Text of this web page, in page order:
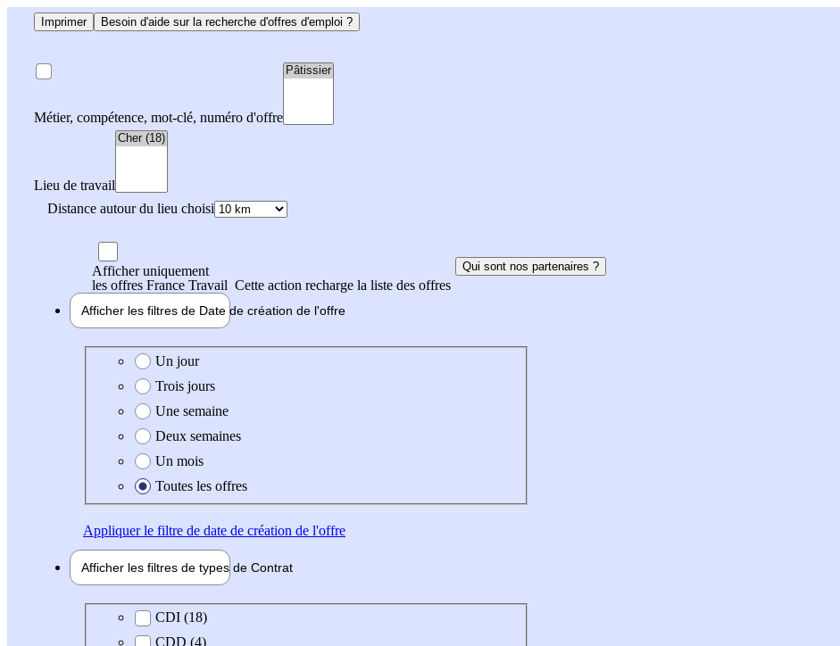
Imprimer Besoin d'aide sur la recherche d'offres d'emploi ?
Métier, compétence, mot-clé, numéro d'offre
Lieu de travail
Distance autour du lieu choisi
Afficher uniquement
les offres France Travail Cette action recharge la liste des offres
Qui sont nos partenaires ?
Afficher les filtres de Date de création de l'offre
Date de création de l'offre
Un jour
Trois jours
Une semaine
Deux semaines
Un mois
Toutes les offres
Appliquerle filtre de date de création de l'offre
Afficher les filtres de types de Contrat
Type de contratCDI (18)
CDD (4)